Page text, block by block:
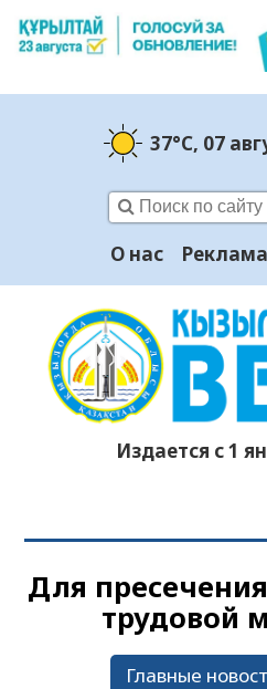
37°C, 07
О нас Реклама
Издается с 1
Для
трудовой
Главные